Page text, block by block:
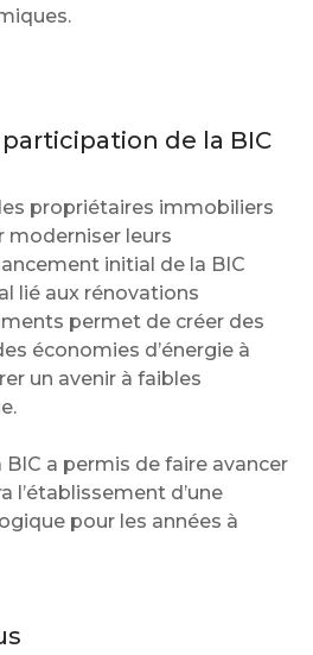
de la BIC
propriétaires immobiliers
moderniser leurs
initial de la BIC
lié aux rénovations
permet de créer des
économies d’énergie à
un avenir à faibles
a permis de faire avancer
l’établissement d’une
pour les années à